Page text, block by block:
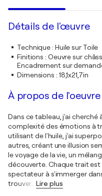
Détails de l'œuvre
Technique: Huile sur Toile
Finitions : Oeuvre sur
Encadrement sur
Dimensions : 18,1x21,7in
À propos de l'oeuvre
Dans ce tableau, j'ai
complexité des émotions à
utilisant de l'huile, j'ai
autres, créant une illusion
le voyage de la vie, un
découverte. Chaque trait
spectateur à s'immerger
trouver… Lire plus